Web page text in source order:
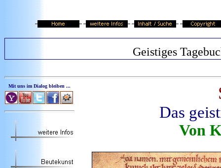
Geistiges
Mit uns im Dialog bleiben ...
Das
Von